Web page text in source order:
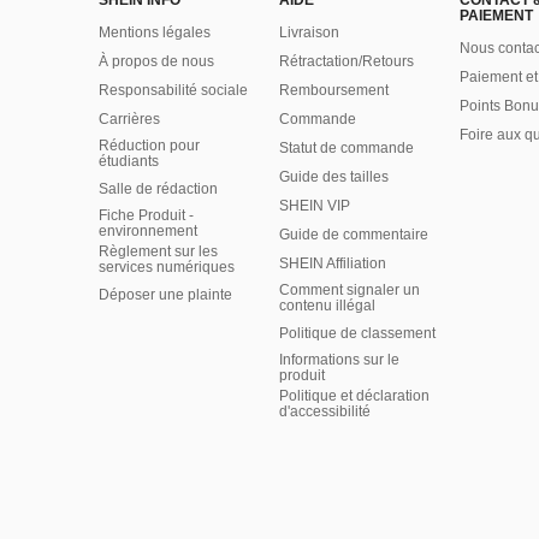
Mentions légales
À propos de nous
Responsabilité sociale
Carrières
Réduction pour
étudiants
Salle de rédaction
Fiche Produit -
environnement
Règlement sur les
services numériques
Déposer une plainte
Livraison
Rétractation/Retours
Remboursement
Commande
Statut de commande
Guide des tailles
SHEIN VIP
Guide de commentaire
SHEIN Affiliation
Comment signaler un
contenu illégal
Politique de classement
Informations sur le
produit
Politique et déclaration
d'accessibilité
PAIEMENT
Nous
Paiement
Points
Foire aux